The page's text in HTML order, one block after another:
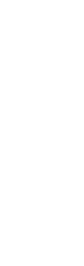
て
バッジを付与し
ます